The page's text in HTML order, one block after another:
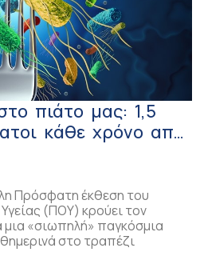
πιάτο μας: 1,5
κάθε χρόνο από
Πρόσφατη έκθεση του
(ΠΟΥ) κρούει τον
μια «σιωπηλή» παγκόσμια
στο τραπέζι